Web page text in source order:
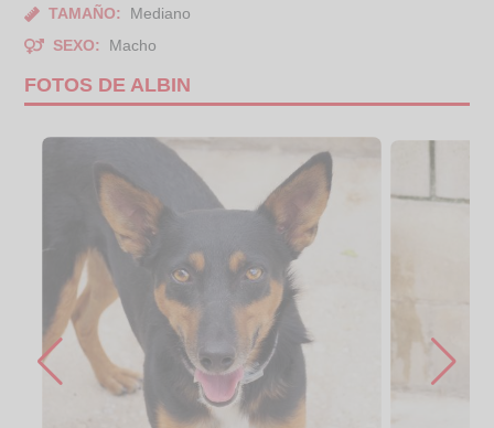
TAMAÑO:
Mediano
SEXO:
Macho
FOTOS DE ALBIN